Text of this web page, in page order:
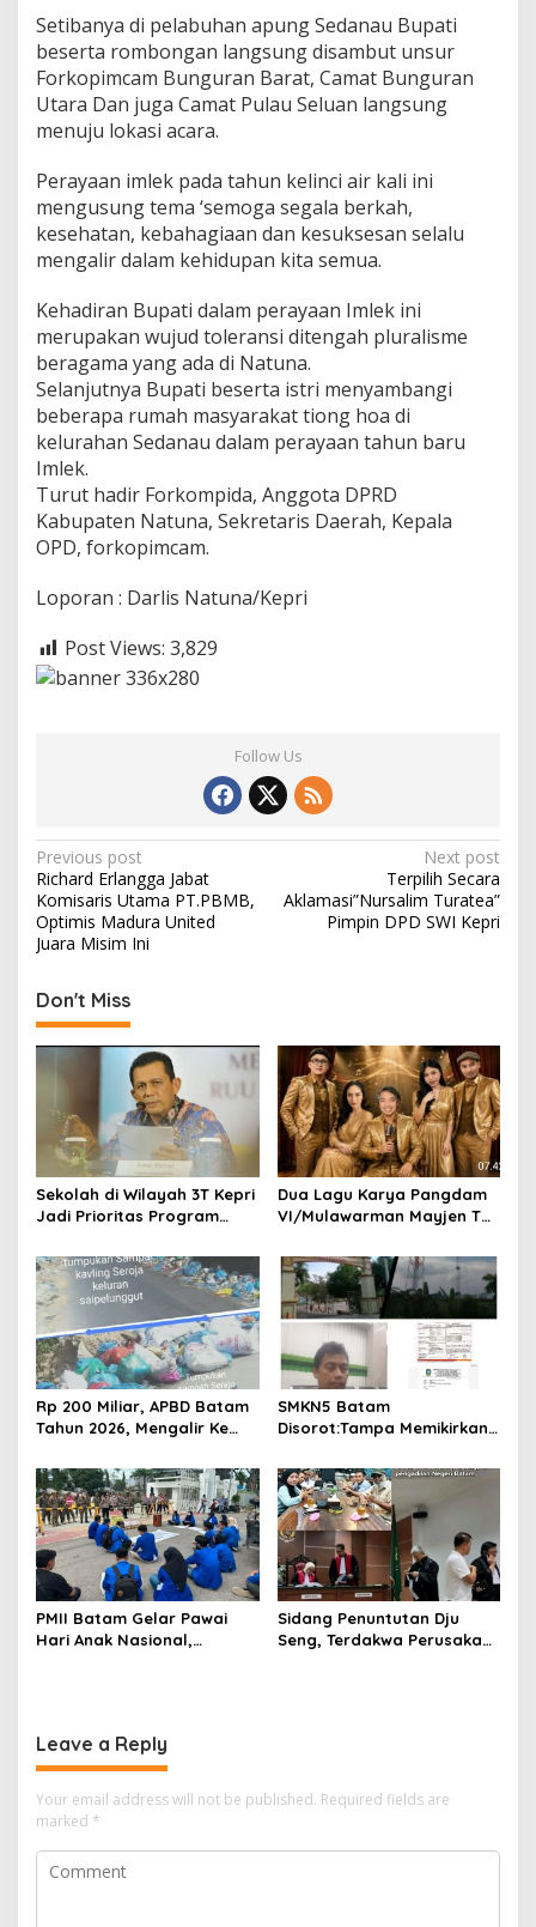
g
a
r
a
n
B
r
a
Setibanya di pelabuhan apung Sedanau Bupati
beserta rombongan langsung disambut unsur
Forkopimcam Bunguran Barat, Camat Bunguran
Utara Dan juga Camat Pulau Seluan langsung
menuju lokasi acara.
Perayaan imlek pada tahun kelinci air kali ini
mengusung tema ‘semoga segala berkah,
kesehatan, kebahagiaan dan kesuksesan selalu
mengalir dalam kehidupan kita semua.
Kehadiran Bupati dalam perayaan Imlek ini
merupakan wujud toleransi ditengah pluralisme
beragama yang ada di Natuna.
Selanjutnya Bupati beserta istri menyambangi
beberapa rumah masyarakat tiong hoa di
kelurahan Sedanau dalam perayaan tahun baru
Imlek.
Turut hadir Forkompida, Anggota DPRD
Kabupaten Natuna, Sekretaris Daerah, Kepala
OPD, forkopimcam.
Loporan : Darlis Natuna/Kepri
Post Views: 3,829
Follow Us
P
o
s
t
n
a
v
g
a
t
i
o
n
Previous post
Richard Erlangga Jabat
Komisaris Utama PT.PBMB,
Optimis Madura United
Juara Misim Ini
Next post
Terpilih Secara
Aklamasi”Nursalim Turatea”
Pimpin DPD SWI Kepri
Don't Miss
Sekolah di Wilayah 3T Kepri
Jadi Prioritas Program
2026
Dua Lagu Karya Pangdam
VI/Mulawarman Mayjen TNI
Singing Competition HUT
Ke-81 RI
Rp 200 Miliar, APBD Batam
Tahun 2026, Mengalir Ke
Batam, Belum Berhasil
Bereskan Sampah
SMKN5 Batam
Disorot:Tampa Memikirkan
Lingkungan, Gubernur
Kepri, Ansar Ahmad
Komersilkan Lahan Sekolah
Untuk Pendirian Tower
PMII Batam Gelar Pawai
Hari Anak Nasional,
Sidang Penuntutan Dju
Seng, Terdakwa Perusakan
Leave a Reply
Your email address will not be published. Required fields are
marked *